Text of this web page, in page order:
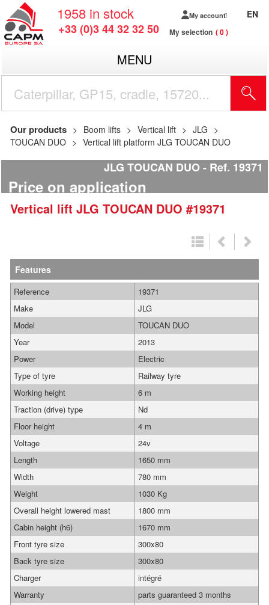
1958 in stock
+33 (0)3 44 32 32 50
My account
My selection 0
EN
MENU
Our products Boom lifts Vertical lift
JLG
TOUCAN DUO
Vertical lift platform JLG TOUCAN DUO
JLG TOUCAN DUO Ref. 19371
Price on application
Vertical lift JLG TOUCAN DUO #19371
Features
Reference
19371
Make
JLG
Model
TOUCAN DUO
Year
2013
Power
Electric
Type of tyre
Railway tyre
Working height
6 m
Traction (drive) type
Nd
Floor height
4 m
Voltage
24v
Length
1650 mm
Width
780 mm
Weight
1030 Kg
Overall height lowered mast
1800 mm
Cabin height (h6)
1670 mm
Front tyre size
300x80
Back tyre size
300x80
Charger
intégré
Warranty
parts guaranteed 3 months